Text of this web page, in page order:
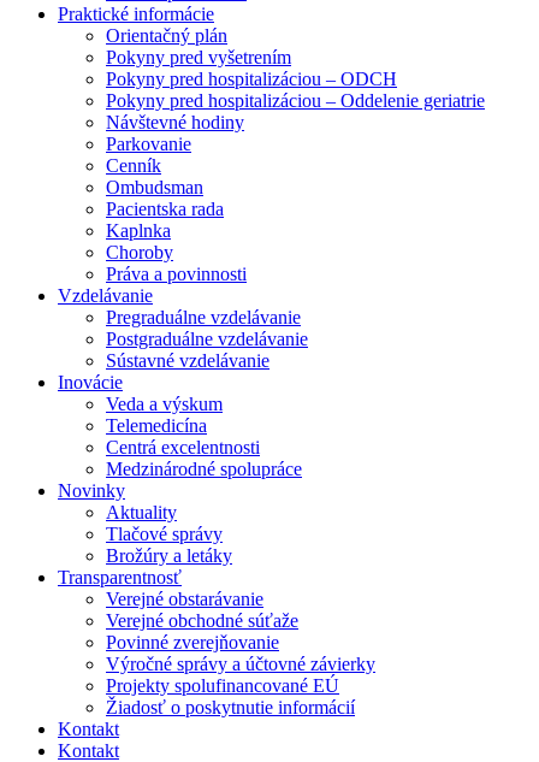
Praktické informácie
Orientačný plán
Pokyny pred vyšetrením
Pokyny pred hospitalizáciou – ODCH
Pokyny pred hospitalizáciou – Oddelenie geriatrie
Návštevné hodiny
Parkovanie
Cenník
Ombudsman
Pacientska rada
Kaplnka
Choroby
Práva a povinnosti
Vzdelávanie
Pregraduálne vzdelávanie
Postgraduálne vzdelávanie
Sústavné vzdelávanie
Inovácie
Veda a výskum
Telemedicína
Centrá excelentnosti
Medzinárodné spolupráce
Novinky
Aktuality
Tlačové správy
Brožúry a letáky
Transparentnosť
Verejné obstarávanie
Verejné obchodné súťaže
Povinné zverejňovanie
Výročné správy a účtovné závierky
Projekty spolufinancované EÚ
Žiadosť o poskytnutie informácií
Kontakt
Kontakt